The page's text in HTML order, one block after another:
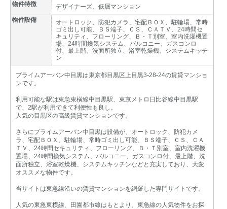
物件特徴
デザイナーズ、低層マンション
物件設備
オートロック、防犯カメラ、宅配ＢＯＸ、駐輪場、常時
ゴミ出し可能、ＢＳ端子、ＣＳ、ＣＡＴＶ、24時間セ
キュリティ、フローリング、Ｂ・Ｔ別室、室内洗濯機置
場、24時間換気システム、バルコニー、ガスコンロ
付、最上階、洗面所独立、浴室乾燥機、システムキッチ
ン
プライムアーバン中目黒は東京都目黒区上目黒3-28-24の賃貸マンショ
ンです。
利用可能な駅は東急東横線中目黒駅、東京メトロ日比谷線中目黒駅
で、2駅が利用できて利便性も良し。
人気の目黒区の高級賃貸マンションです。
さらにプライムアーバン中目黒は設備が、オートロック、防犯カメ
ラ、宅配ＢＯＸ、駐輪場、常時ゴミ出し可能、ＢＳ端子、ＣＳ、ＣＡ
ＴＶ、24時間セキュリティ、フローリング、Ｂ・Ｔ別室、室内洗濯機
置場、24時間換気システム、バルコニー、ガスコンロ付、最上階、洗
面所独立、浴室乾燥機、システムキッチンなどと充実しており、大変
オススメな物件です。
当サイトは東急線沿いの賃貸マンションを網羅した専門サイトです。
人気の東急東横線、田園都市線はもとより、東急線の人気物件をお探